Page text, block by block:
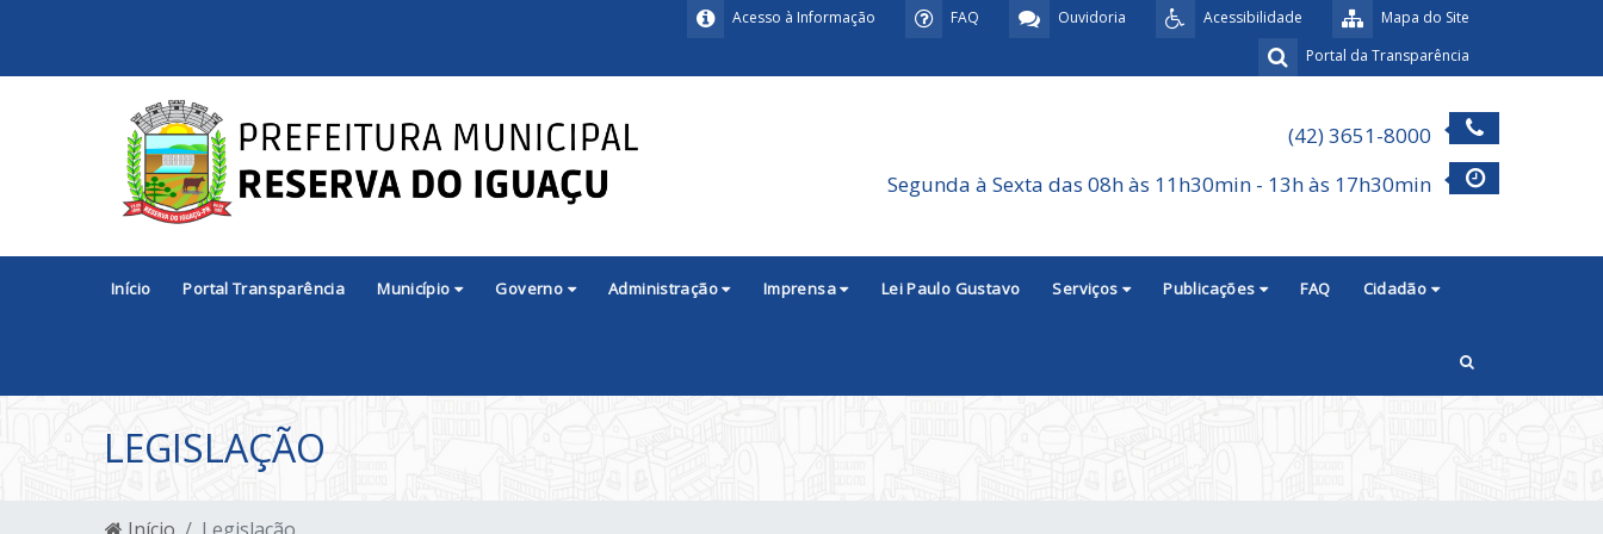
Mapa do Site
Acessibilidade
Ouvidoria
FAQ
Acesso à Informação
Portal da Transparência
(42) 3651-8000
Segunda à Sexta das 08h às 11h30min - 13h às 17h30min
Início Portal Transparência Município Governo Administração Imprensa Lei Paulo Gustavo Serviços Publicações FAQ Cidadão
LEGISLAÇÃO
Início Legislação